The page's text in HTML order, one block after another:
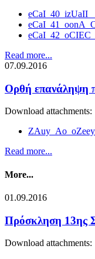
Read more...
07.09.2016
Ορθή επανάληψη
Download attachments:
Read more...
More...
01.09.2016
Πρόσκληση 13ης
Download attachments: